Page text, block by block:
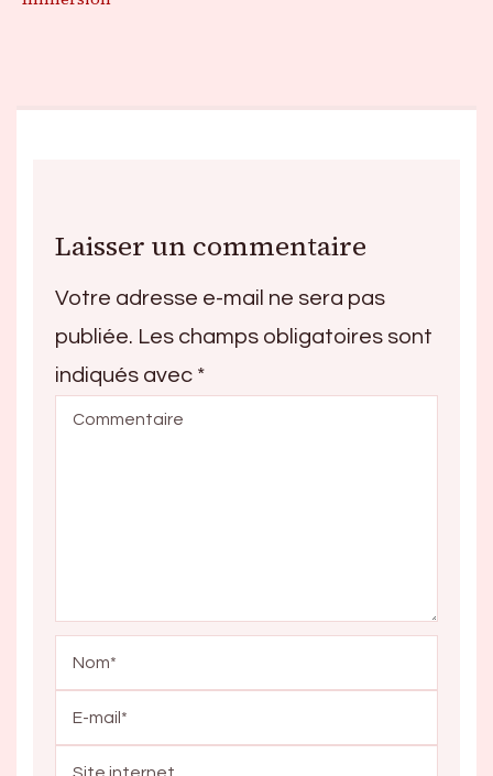
Laisser un commentaire
Votre adresse e-mail ne sera pas
publiée. Les champs obligatoires sont
indiqués avec *